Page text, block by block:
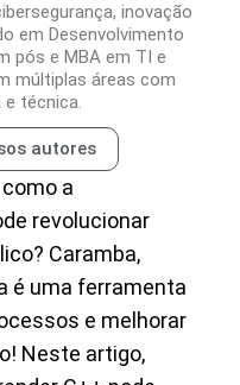
inovação
em Desenvolvimento
pós e MBA em TI e
múltiplas áreas com
técnica.
autores
a
revolucionar
Caramba,
é uma ferramenta
e melhorar
Neste artigo,